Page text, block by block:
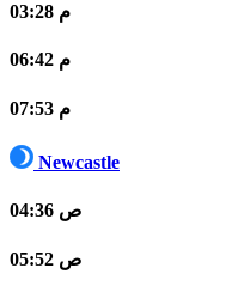
03:28 م
06:42 م
07:53 م
Newcastle
04:36 ص
05:52 ص